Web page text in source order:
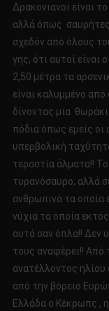
Δρακονιανοί είναι
αλλά όπως
σχεδόν από όλους
γης, ότι αυτοί είναι
2,50 μέτρα τα
είναι καλυμμένο
δίνοντας μια
πόδια όπως εμείς
υπερβολική
τεραστία άλματα!!
τυρανόσαυρο, αλλά
ανθρωπινά τα οποία
νύχια τα οποία
αυτά σαν όπλα!! Δεν
τους αναφέρει!! Από
ανατέλλοντος ηλίου
από την βόρειο
Ελλάδα ο Κέκρωπς ,